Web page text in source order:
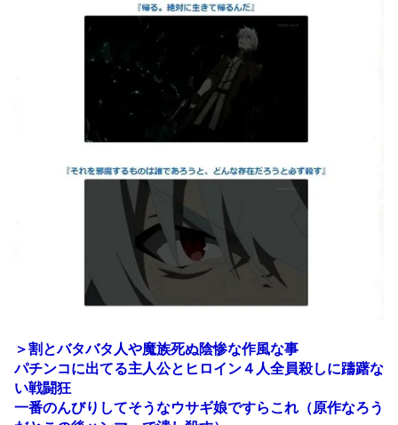
＞割とバタバタ人や魔族死ぬ陰惨な作風な事
パチンコに出てる主人公とヒロイン４人全員殺しに躊躇な
い戦闘狂
一番のんびりしてそうなウサギ娘ですらこれ（原作なろう